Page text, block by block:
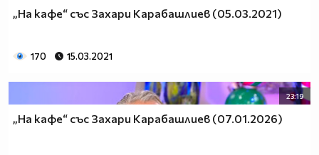
„На кафе“ със Захари Карабашлиев (05.03.2021)
170 15.03.2021
23:19
„На кафе“ със Захари Карабашлиев (07.01.2026)